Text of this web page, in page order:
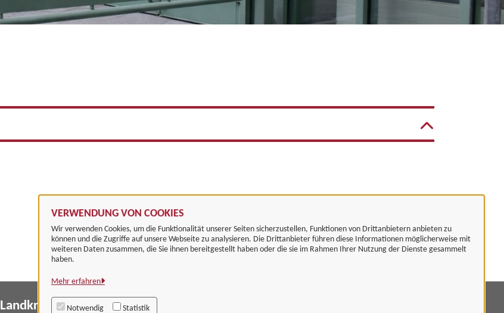
VERWENDUNG VON COOKIES
Wir verwenden Cookies, um die Funktionalität unserer Seiten sicherzustellen, Funktionen von Drittanbietern anbieten zu
können und die Zugriffe auf unsere Webseite zu analysieren. Die Drittanbieter führen diese Informationen möglicherweise mit
weiteren Daten zusammen, die Sie ihnen bereitgestellt haben oder die sie im Rahmen Ihrer Nutzung der Dienste gesammelt
haben.
Mehr erfahren
Notwendig Statistik
Landkreis Göttingen